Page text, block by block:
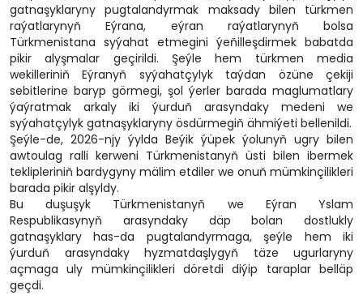
gatnaşyklaryny pugtalandyrmak maksady bilen türkmen
raýatlarynyň Eýrana, eýran raýatlarynyň bolsa
Türkmenistana syýahat etmegini ýeňilleşdirmek babatda
pikir alyşmalar geçirildi. Şeýle hem türkmen media
wekilleriniň Eýranyň syýahatçylyk taýdan özüne çekiji
sebitlerine baryp görmegi, şol ýerler barada maglumatlary
ýaýratmak arkaly iki ýurduň arasyndaky medeni we
syýahatçylyk gatnaşyklaryny ösdürmegiň ähmiýeti bellenildi.
Şeýle-de, 2026-njy ýylda Beýik ýüpek ýolunyň ugry bilen
awtoulag ralli kerweni Türkmenistanyň üsti bilen ibermek
teklipleriniň bardygyny mälim etdiler we onuň mümkinçilikleri
barada pikir alşyldy.
Bu duşuşyk Türkmenistanyň we Eýran Yslam
Respublikasynyň arasyndaky däp bolan dostlukly
gatnaşyklary has-da pugtalandyrmaga, şeýle hem iki
ýurduň arasyndaky hyzmatdaşlygyň täze ugurlaryny
açmaga uly mümkinçilikleri döretdi diýip taraplar belläp
geçdi.